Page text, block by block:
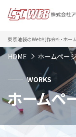
東京池袋のWeb制作会社・ホー
HOME ホームペー
WORKS
ホームペ